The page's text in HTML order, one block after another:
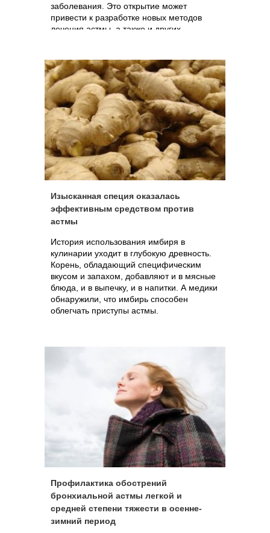
заболевания. Это открытие может
привести к разработке новых методов
лечения астмы, а также и других
артерий).
Изысканная специя оказалась
эффективным средством против
астмы
История использования имбиря в
кулинарии уходит в глубокую древность.
Корень, обладающий специфическим
вкусом и запахом, добавляют и в мясные
блюда, и в выпечку, и в напитки. А медики
обнаружили, что имбирь способен
облегчать приступы астмы.
Профилактика обострений
бронхиальной астмы легкой и
средней степени тяжести в осенне-
зимний период